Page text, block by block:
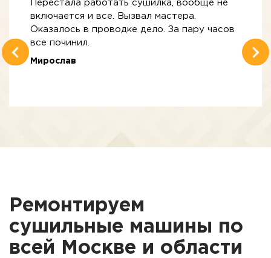
Перестала работать сушилка, вообще не
включается и все. Вызвал мастера.
Оказалось в проводке дело. За пару часов
все починил.
Мирослав
Ремонтируем
сушильные машины по
всей Москве и области